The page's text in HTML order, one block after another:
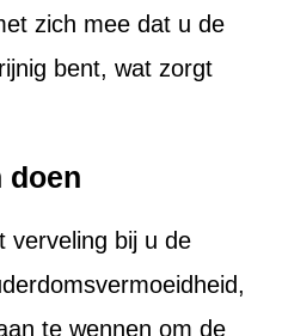
zich mee dat u de
bent, wat zorgt
doen
verveling bij u de
te wennen om de